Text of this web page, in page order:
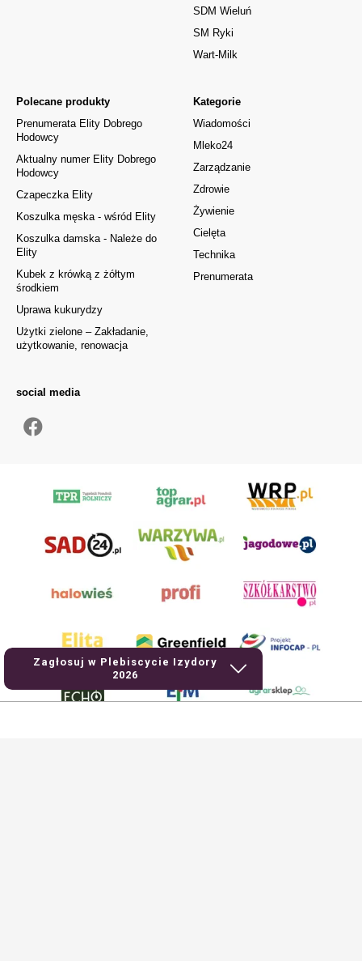
Zagłosuj w Plebiscycie Izydory
2026
Kategorie
Wiadomości
Mleko24
Zarządzanie
Zdrowie
Żywienie
Cielęta
Technika
Prenumerata
Polecane produkty
Prenumerata Elity Dobrego
Hodowcy
Aktualny numer Elity Dobrego
Hodowcy
Czapeczka Elity
Koszulka męska - wśród Elity
Koszulka damska - Należe do
Elity
Kubek z krówką z żółtym
środkiem
Uprawa kukurydzy
Użytki zielone – Zakładanie,
użytkowanie, renowacja
SDM Wieluń
SM Ryki
Wart-Milk
social media